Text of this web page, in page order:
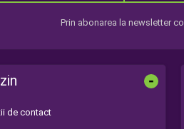
Prin abonarea la newsletter
-
de contact